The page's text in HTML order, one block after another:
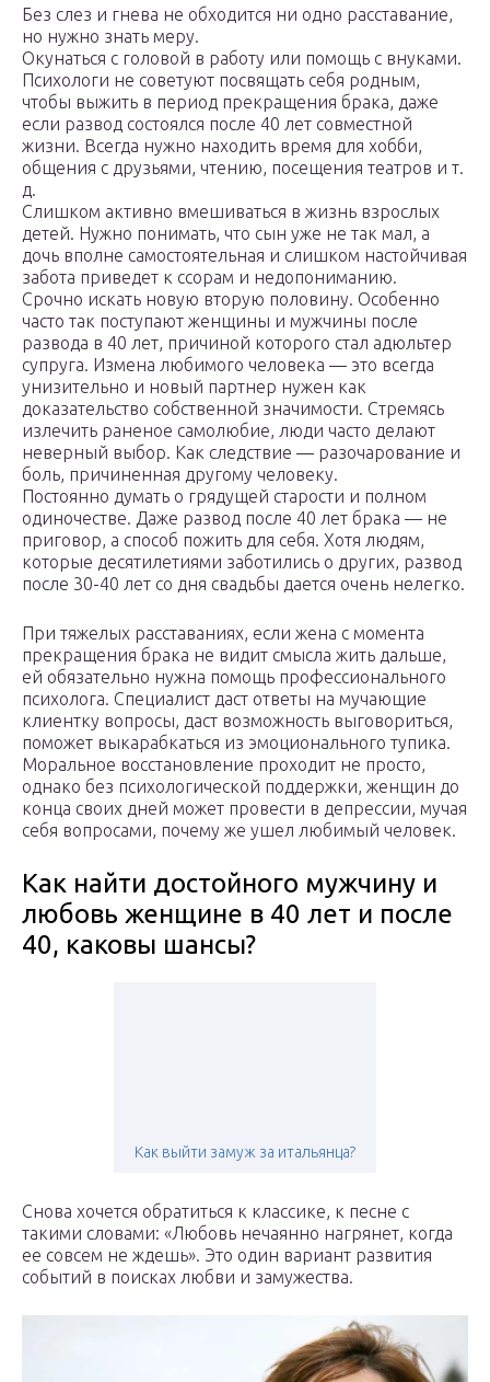
Без слез и гнева не обходится ни одно расставание,
но нужно знать меру.
Окунаться с головой в работу или помощь с внуками.
Психологи не советуют посвящать себя родным,
чтобы выжить в период прекращения брака, даже
если развод состоялся после 40 лет совместной
жизни. Всегда нужно находить время для хобби,
общения с друзьями, чтению, посещения театров и т.
д.
Слишком активно вмешиваться в жизнь взрослых
детей. Нужно понимать, что сын уже не так мал, а
дочь вполне самостоятельная и слишком настойчивая
забота приведет к ссорам и недопониманию.
Срочно искать новую вторую половину. Особенно
часто так поступают женщины и мужчины после
развода в 40 лет, причиной которого стал адюльтер
супруга. Измена любимого человека — это всегда
унизительно и новый партнер нужен как
доказательство собственной значимости. Стремясь
излечить раненое самолюбие, люди часто делают
неверный выбор. Как следствие — разочарование и
боль, причиненная другому человеку.
Постоянно думать о грядущей старости и полном
одиночестве. Даже развод после 40 лет брака — не
приговор, а способ пожить для себя. Хотя людям,
которые десятилетиями заботились о других, развод
после 30-40 лет со дня свадьбы дается очень нелегко.
При тяжелых расставаниях, если жена с момента
прекращения брака не видит смысла жить дальше,
ей обязательно нужна помощь профессионального
психолога. Специалист даст ответы на мучающие
клиентку вопросы, даст возможность выговориться,
поможет выкарабкаться из эмоционального тупика.
Моральное восстановление проходит не просто,
однако без психологической поддержки, женщин до
конца своих дней может провести в депрессии, мучая
себя вопросами, почему же ушел любимый человек.
Как найти достойного мужчину и
любовь женщине в 40 лет и после
40, каковы шансы?
Как выйти замуж за итальянца?
Снова хочется обратиться к классике, к песне с
такими словами: «Любовь нечаянно нагрянет, когда
ее совсем не ждешь». Это один вариант развития
событий в поисках любви и замужества.